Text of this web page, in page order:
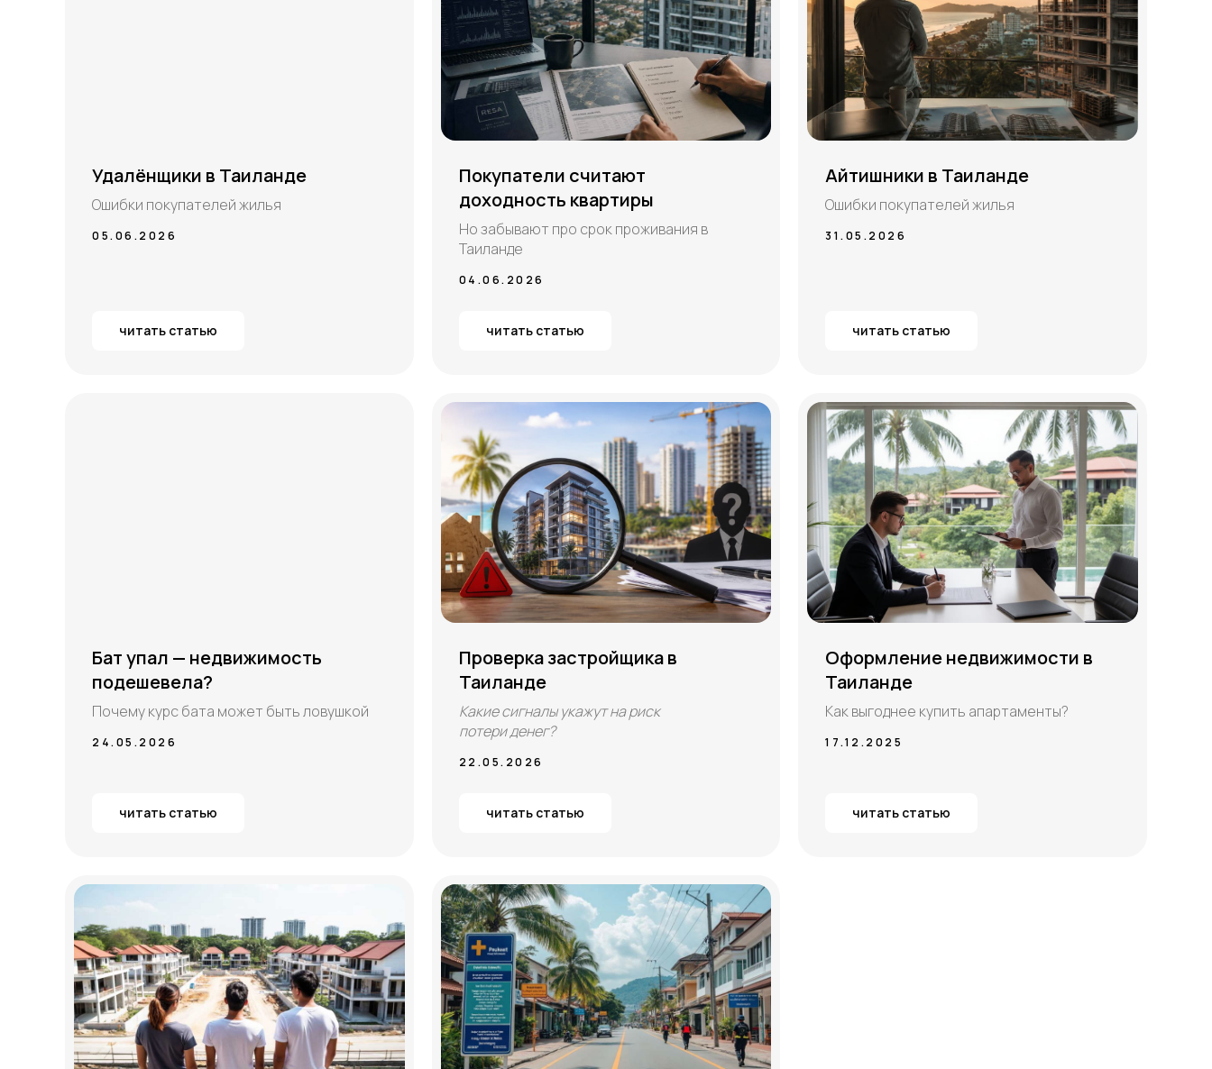
Удалёнщики в Таиланде
Ошибки покупателей жилья
05.06.2026
читать статью
Покупатели считают
доходность квартиры
Но забывают про срок проживания в
Таиланде
04.06.2026
читать статью
Айтишники в Таиланде
Ошибки покупателей жилья
31.05.2026
читать статью
Бат упал — недвижимость
подешевела?
Почему курс бата может быть ловушкой
24.05.2026
читать статью
Проверка застройщика в
Таиланде
Какие сигналы укажут на риск
потери денег?
22.05.2026
читать статью
Оформление недвижимости в
Таиланде
Как выгоднее купить апартаменты?
17.12.2025
читать статью